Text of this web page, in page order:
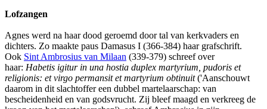
Lofzangen
Agnes werd na haar dood geroemd door tal van kerkvaders en
dichters. Zo maakte paus Damasus I (366-384) haar grafschrift.
Ook Sint Ambrosius van Milaan (339-379) schreef over
haar: Habetis igitur in una hostia duplex martyrium, pudoris et
religionis: et virgo permansit et martyrium obtinuit('Aanschouwt
daarom in dit slachtoffer een dubbel martelaarschap: van
bescheidenheid en van godsvrucht. Zij bleef maagd en verkreeg de